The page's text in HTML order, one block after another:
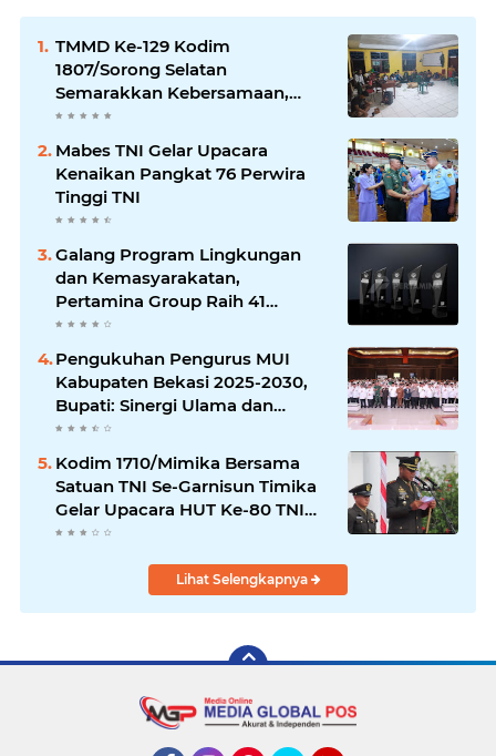
TMMD Ke-129 Kodim
1807/Sorong Selatan
Semarakkan Kebersamaan,
Anggota Satgas dan Warga
Kampung Sesor Seru-seruan
Nobar Final Piala Dunia 2026
Mabes TNI Gelar Upacara
Kenaikan Pangkat 76 Perwira
Tinggi TNI
Galang Program Lingkungan
dan Kemasyarakatan,
Pertamina Group Raih 41
Penghargaan CSR & ESG
Internasional
Pengukuhan Pengurus MUI
Kabupaten Bekasi 2025-2030,
Bupati: Sinergi Ulama dan
Umara Sangat Diperlukan
Kodim 1710/Mimika Bersama
Satuan TNI Se-Garnisun Timika
Gelar Upacara HUT Ke-80 TNI
Tahun 2025
Lihat Selengkapnya